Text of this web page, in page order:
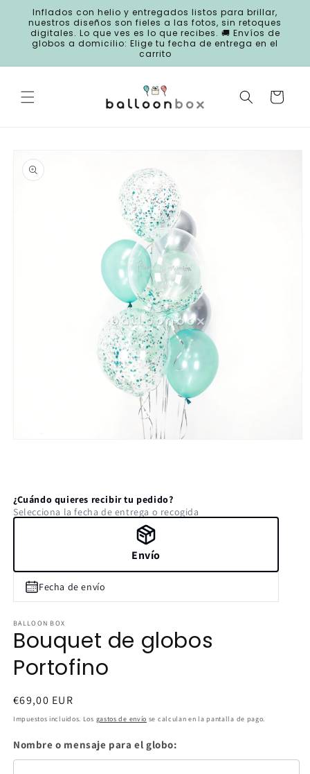
directamente
al contenido
Inflados con helio y entregados listos para brillar,
nuestros diseños son fieles a las fotos, sin retoques
digitales. Lo que ves es lo que recibes. 🚚 Envíos de
globos a domicilio: Elige tu fecha de entrega en el
carrito
Carrito
a la
información
una
ventana
modal
¿Cuándo quieres recibir tu pedido?
Selecciona la fecha de entrega o recogida
Envío
Fecha de envío
BALLOON BOX
Bouquet de globos
Portofino
Precio
habitual
€69,00 EUR
Impuestos incluidos. Los gastos de envío se calculan en la pantalla de pago.
Nombre o mensaje para el globo: